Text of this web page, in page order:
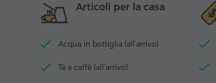
Articoli per la casa
Acqua in bottiglia (all’arrivo)
Tè e caffè (all’arrivo)